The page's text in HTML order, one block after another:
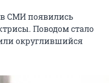
в СМИ появились
Поводом стало
округлившийся